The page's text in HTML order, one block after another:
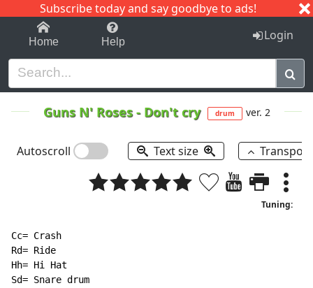
Subscribe today and say goodbye to ads!
1-9 C I J
Home Help Login
Guns N' Roses- Don't cry drum ver. 2
Autoscroll Text size
Tuning:
Cc= Crash
Rd= Ride
Hh= Hi Hat
Sd= Snare drum